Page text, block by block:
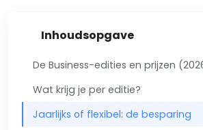
Inhoudsopgave
De Business-edities en prijzen
Wat krijg je per editie?
Jaarlijks of flexibel: de besparing